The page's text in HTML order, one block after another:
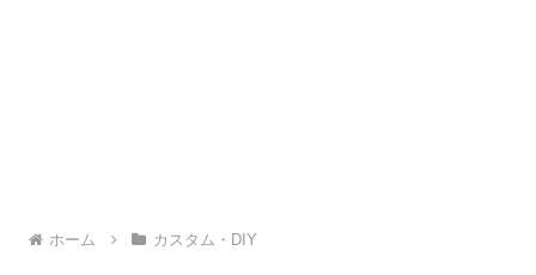
ホーム カスタム・DIY